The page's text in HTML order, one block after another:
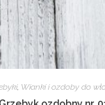
, Wianki i ozdoby do